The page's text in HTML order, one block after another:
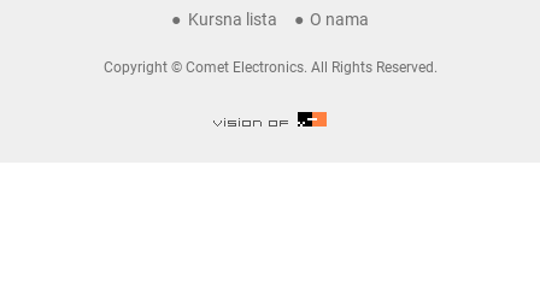
Kursna lista
O nama
Copyright © Comet Electronics. All Rights Reserved.